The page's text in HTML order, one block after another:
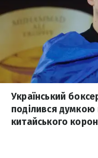
Український
поділився думкою
китайського